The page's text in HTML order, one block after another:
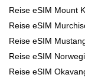
Reise eSIM Mount
Reise eSIM
Reise eSIM
Reise eSIM
Reise eSIM